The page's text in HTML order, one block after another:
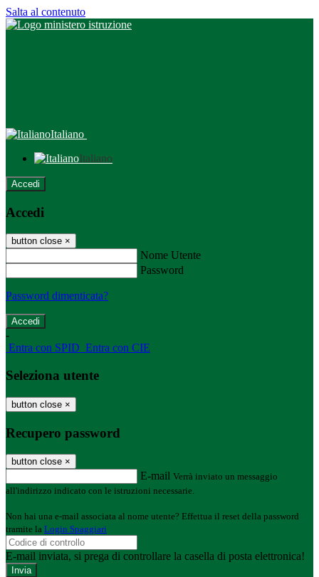
Salta al contenuto
Italiano
Italiano
Accedi
Accedi
button close ×
Nome Utente
Password
Password dimenticata?
-
Entra con SPID Entra con CIE
Seleziona utente
button close ×
Recupero password
button close ×
E-mail Verrà inviato un messaggio
all'indirizzo indicato con le istruzioni necessarie.
Non hai una e-mail associata al nome utente? Effettua il reset della password
tramite la Login Spaggiari
E-mail inviata, si prega di controllare la casella di posta elettronica!